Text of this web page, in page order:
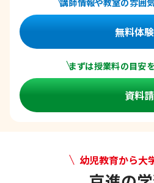
無料体
まずは授業料の目安
資料
幼児教育から大